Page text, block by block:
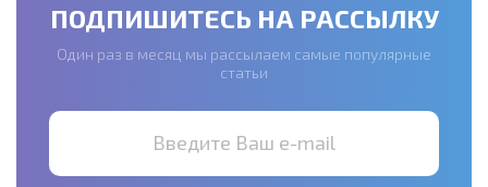
ПОДПИШИТЕСЬ НА РАССЫЛКУ
Один раз в месяц мы рассылаем самые популярные
статьи
Введите Ваш e-mail